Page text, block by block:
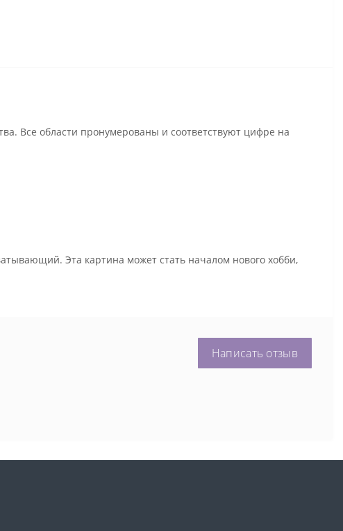
Все области пронумерованы и соответствуют цифре на
Эта картина может стать началом нового хобби,
Написать отзыв